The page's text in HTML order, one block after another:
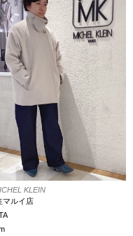
KLEIN
マルイ店